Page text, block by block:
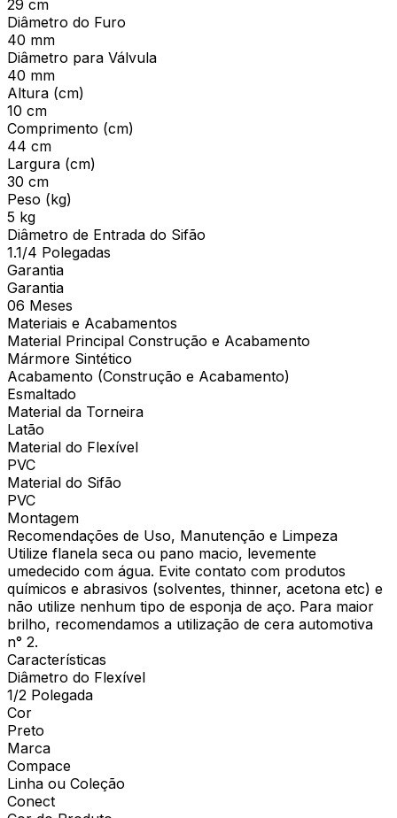
29 cm
Diâmetro do Furo
40 mm
Diâmetro para Válvula
40 mm
Altura (cm)
10 cm
Comprimento (cm)
44 cm
Largura (cm)
30 cm
Peso (kg)
5 kg
Diâmetro de Entrada do Sifão
1.1/4 Polegadas
Garantia
Garantia
06 Meses
Materiais e Acabamentos
Material Principal Construção e Acabamento
Mármore Sintético
Acabamento (Construção e Acabamento)
Esmaltado
Material da Torneira
Latão
Material do Flexível
PVC
Material do Sifão
PVC
Montagem
Recomendações de Uso, Manutenção e Limpeza
Utilize flanela seca ou pano macio, levemente
umedecido com água. Evite contato com produtos
químicos e abrasivos (solventes, thinner, acetona etc) e
não utilize nenhum tipo de esponja de aço. Para maior
brilho, recomendamos a utilização de cera automotiva
n° 2.
Características
Diâmetro do Flexível
1/2 Polegada
Cor
Preto
Marca
Compace
Linha ou Coleção
Conect